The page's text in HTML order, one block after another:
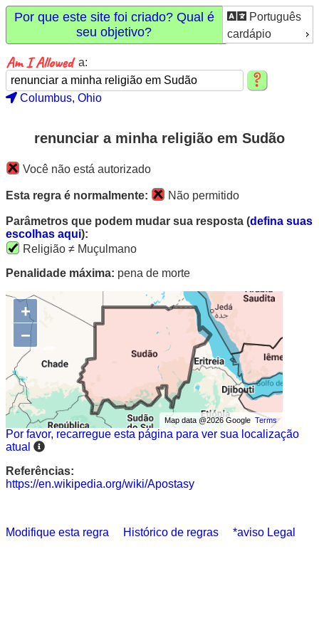
Português
cardápio
Por que este site foi criado? Qual é
seu objetivo?
a:
Columbus, Ohio
renunciar a minha religião em Sudão
Você não está autorizado
Esta regra é normalmente: Não permitido
Parâmetros que podem mudar sua resposta (defina suas
escolhas aqui):
Religião ≠ Muçulmano
Penalidade máxima: pena de morte
+
−
Map data @2026 GoogleTerms
Por favor, recarregue esta página para ver sua localização
atual
Referências:
https://en.wikipedia.org/wiki/Apostasy
Modifique esta regra Histórico de regras *aviso Legal